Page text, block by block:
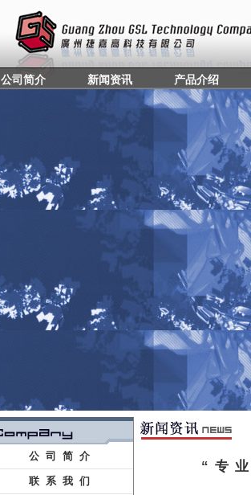
公司简介 新闻资讯 产品介绍
公司简介
联系我们
“专